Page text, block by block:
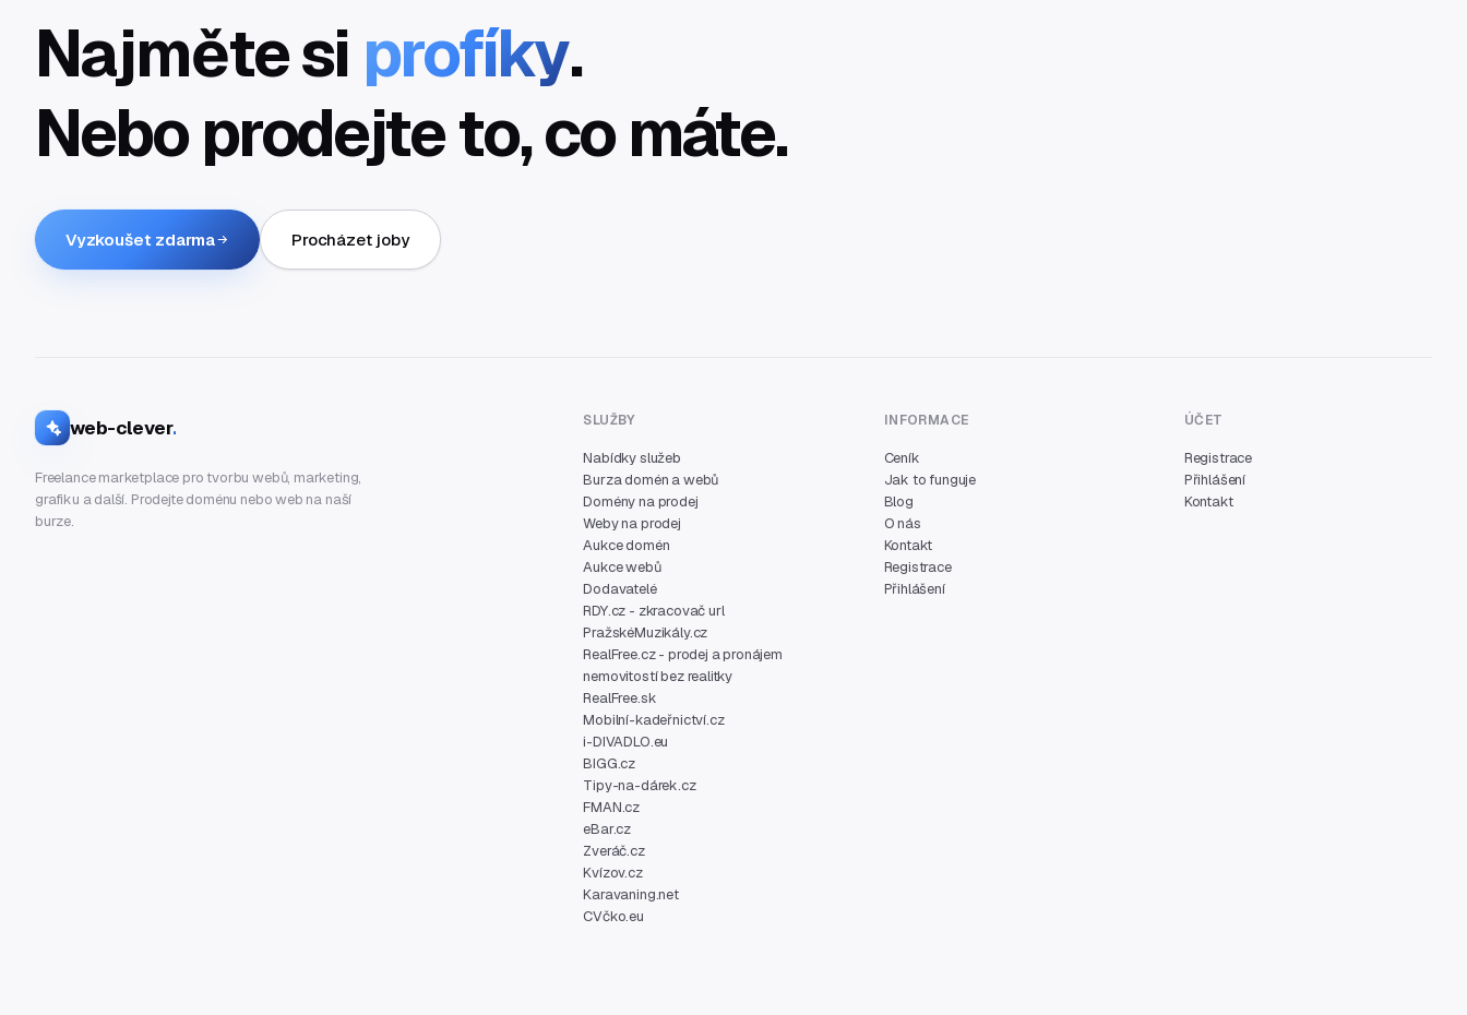
Najměte si profíky.
Nebo prodejte to, co máte.
Vyzkoušet zdarma Procházet joby
web-clever.
Freelance marketplace pro tvorbu webů, marketing,
grafiku a další. Prodejte doménu nebo web na naší
burze.
SLUŽBY
Nabídky služeb
Burza domén a webů
Domény na prodej
Weby na prodej
Aukce domén
Aukce webů
Dodavatelé
RDY.cz - zkracovač url
PražskéMuzikály.cz
RealFree.cz - prodej a pronájem
nemovitostí bez realitky
RealFree.sk
Mobilní-kadeřnictví.cz
i-DIVADLO.eu
BIGG.cz
Tipy-na-dárek.cz
FMAN.cz
eBar.cz
Zveráč.cz
Kvízov.cz
Karavaning.net
CVčko.eu
INFORMACE
Ceník
Jak to funguje
Blog
O nás
Kontakt
Registrace
Přihlášení
ÚČET
Registrace
Přihlášení
Kontakt